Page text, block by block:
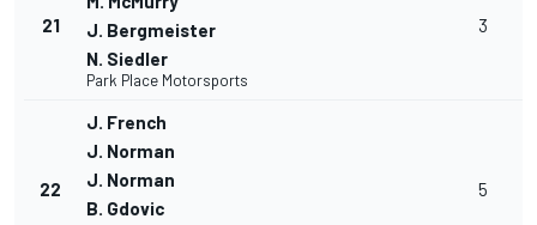
21
J. Bergmeister
N. Siedler
Park Place Motorsports
3
22
J. French
J. Norman
J. Norman
B. Gdovic
5